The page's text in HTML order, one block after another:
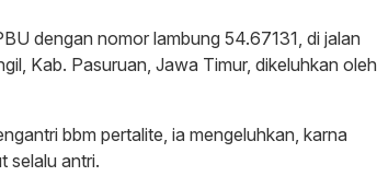
dengan nomor lambung 54.67131, di jalan
Kab. Pasuruan, Jawa Timur, dikeluhkan oleh
bbm pertalite, ia mengeluhkan, karna
selalu antri.